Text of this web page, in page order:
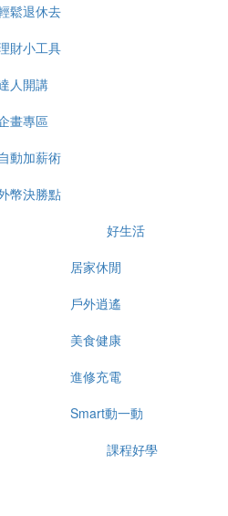
鬆退休去
財小工具
人開講
畫專區
動加薪術
幣決勝點
好生活
居家休閒
戶外逍遙
美食健康
進修充電
Smart動一動
課程好學